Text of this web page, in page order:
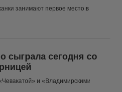
занимают первое место в
сыграла сегодня со
и «Владимирскими